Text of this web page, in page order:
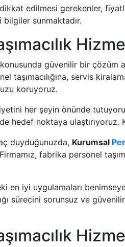
dikkat edilmesi gerekenler,
sunmaktadır.
konusunda güvenilir bir çözüm
taşımacılığına, servis
koruyoruz.
her şeyin önünde
hedef noktaya
duyduğunuzda, Kurumsal
fabrika personel
en iyi uygulamaları
sürecini sorunsuz ve